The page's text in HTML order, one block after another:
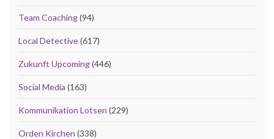
Team Coaching(94)
Local Detective(617)
Zukunft Upcoming(446)
Social Media (163)
Kommunikation Lotsen (229)
Orden Kirchen (338)